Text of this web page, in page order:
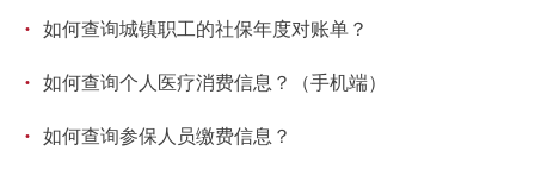
· 如何查询城镇职工的社保年度对账单？
· 如何查询个人医疗消费信息？（手机端）
· 如何查询参保人员缴费信息？